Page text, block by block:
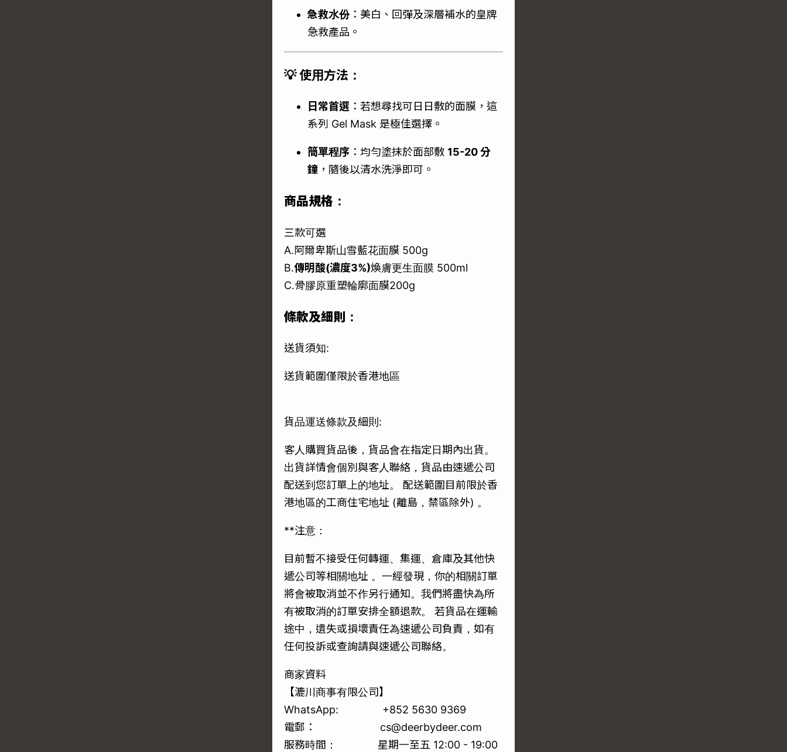
急救水份：美白、回彈及深層補水的皇牌
急救產品。
💡 使用方法：
日常首選 ：若想尋找可日日敷的面膜，這
系列 Gel Mask 是極佳選擇。
簡單程序 ：均勻塗抹於面部敷 15-20 分
鐘 ，隨後以清水洗淨即可。
商品規格：
三款可選
A.阿爾卑斯山雪藍花面膜 500g
B.傳明酸(濃度3%)煥膚更生面膜 500ml
C.骨膠原重塑輪廓面膜200g
條款及細則：
送貨須知:
送貨範圍僅限於香港地區
貨品運送條款及細則:
客人購買貨品後，貨品會在指定日期內出貨。
出貨詳情會個別與客人聯絡，貨品由速遞公司
配送到您訂單上的地址。 配送範圍目前限於香
港地區的工商住宅地址 (離島，禁區除外) 。
**注意：
目前暫不接受任何轉運、集運、倉庫及其他快
遞公司等相關地址 。一經發現，你的相關訂單
將會被取消並不作另行通知。我們將盡快為所
有被取消的訂單安排全額退款。 若貨品在運輸
途中，遺失或損壞責任為速遞公司負責，如有
任何投訴或查詢請與速遞公司聯絡。
商家資料
【漉川商事有限公司】
WhatsApp: +852 5630 9369
電郵： cs@deerbydeer.com
服務時間： 星期一至五 12:00 - 19:00